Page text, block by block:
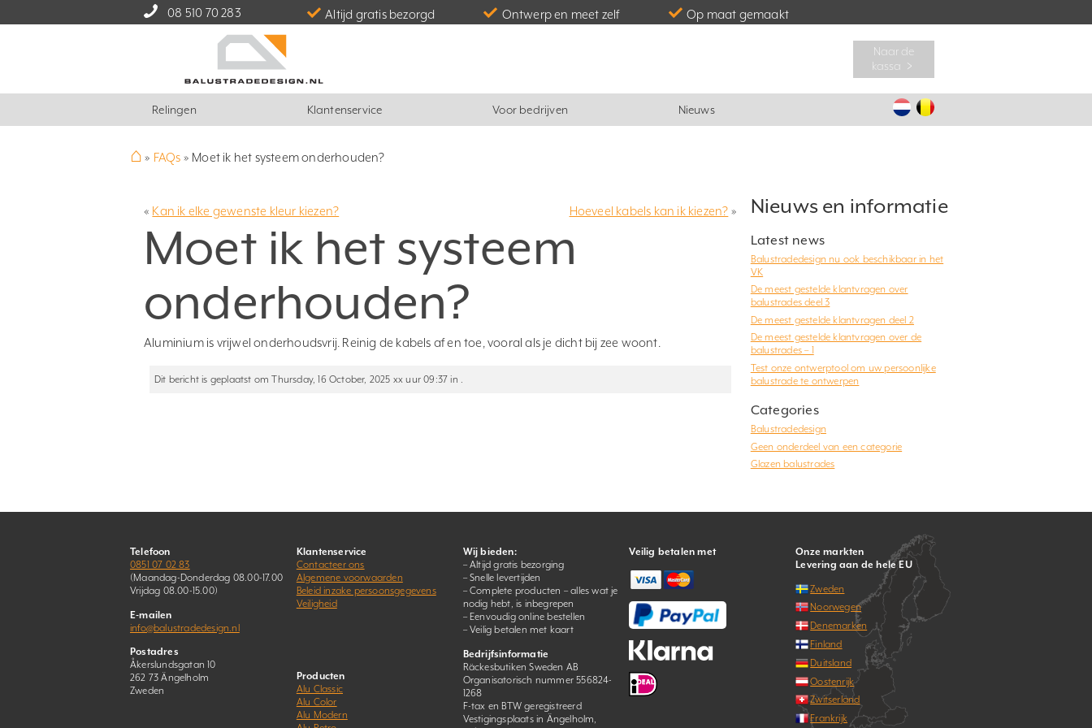
08 510 70 283 Altijd gratis bezorgd Ontwerp en meet zelf Op maat gemaakt
Naar de
kassa ﹥
Relingen Klantenservice Voor bedrijven Nieuws
⌂ » FAQs » Moet ik het systeem onderhouden?
« Kan ik elke gewenste kleur kiezen? Hoeveel kabels kan ik kiezen? »
Moet ik het systeem
onderhouden?
Aluminium is vrijwel onderhoudsvrij. Reinig de kabels af en toe, vooral als je dicht bij zee woont.
Dit bericht is geplaatst om Thursday, 16 October, 2025 xx uur 09:37 in .
Nieuws en informatie
Latest news
Balustradedesign nu ook beschikbaar in het
VK
De meest gestelde klantvragen over
balustrades deel 3
De meest gestelde klantvragen deel 2
De meest gestelde klantvragen over de
balustrades – 1
Test onze ontwerptool om uw persoonlijke
balustrade te ontwerpen
Categories
Balustradedesign
Geen onderdeel van een categorie
Glazen balustrades
Telefoon
0851 07 02 83
(Maandag-Donderdag 08.00-17.00
Vrijdag 08.00-15.00)
E-mailen
info@balustradedesign.nl
Postadres
Åkerslundsgatan 10
262 73 Ängelholm
Zweden
Klantenservice
Contacteer ons
Algemene voorwaarden
Beleid inzake persoonsgegevens
Veiligheid
Producten
Alu Classic
Alu Color
Alu Modern
Wij bieden:
– Altijd gratis bezorging
– Snelle levertijden
– Complete producten – alles wat je
nodig hebt, is inbegrepen
– Eenvoudig online bestellen
– Veilig betalen met kaart
Bedrijfsinformatie
Räckesbutiken Sweden AB
Organisatorisch nummer 556824-
1268
F-tax en BTW geregistreerd
Vestigingsplaats in Ängelholm,
Veilig betalen met
Onze markten
Levering aan de hele EU
Zweden
Noorwegen
Denemarken
Finland
Duitsland
Oostenrijk
Zwitserland
Frankrijk